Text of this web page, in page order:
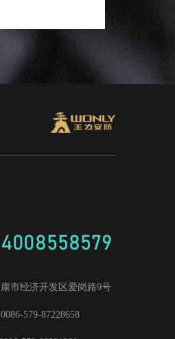
4008558579
市经济开发区爱岗路9号
0086-579-87228658